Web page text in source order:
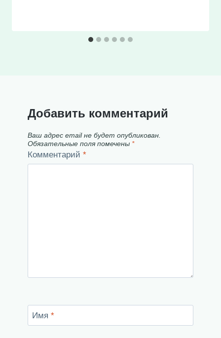
Добавить комментарий
Ваш адрес email не будет опубликован.
Обязательные поля помечены *
Комментарий *
Имя *